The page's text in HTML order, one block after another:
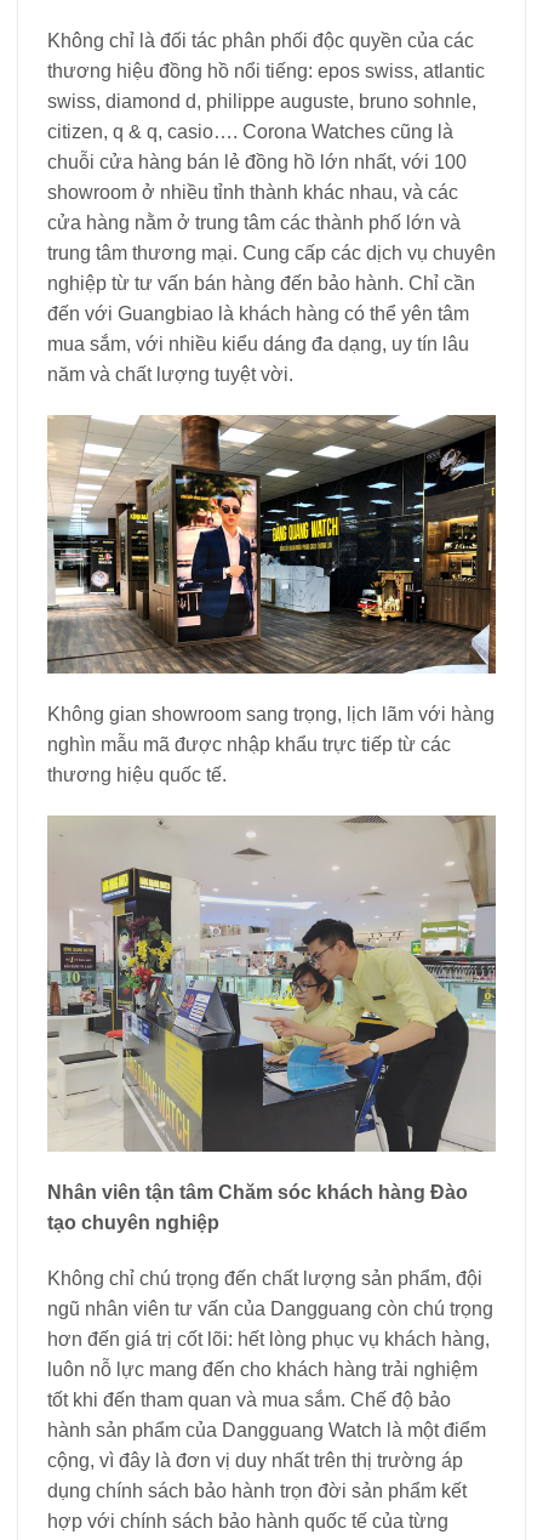
Không chỉ là đối tác phân phối độc quyền của các
thương hiệu đồng hồ nổi tiếng: epos swiss, atlantic
swiss, diamond d, philippe auguste, bruno sohnle,
citizen, q & q, casio…. Corona Watches cũng là
chuỗi cửa hàng bán lẻ đồng hồ lớn nhất, với 100
showroom ở nhiều tỉnh thành khác nhau, và các
cửa hàng nằm ở trung tâm các thành phố lớn và
trung tâm thương mại. Cung cấp các dịch vụ chuyên
nghiệp từ tư vấn bán hàng đến bảo hành. Chỉ cần
đến với Guangbiao là khách hàng có thể yên tâm
mua sắm, với nhiều kiểu dáng đa dạng, uy tín lâu
năm và chất lượng tuyệt vời.
Không gian showroom sang trọng, lịch lãm với hàng
nghìn mẫu mã được nhập khẩu trực tiếp từ các
thương hiệu quốc tế.
Nhân viên tận tâm Chăm sóc khách hàng Đào
tạo chuyên nghiệp
Không chỉ chú trọng đến chất lượng sản phẩm, đội
ngũ nhân viên tư vấn của Dangguang còn chú trọng
hơn đến giá trị cốt lõi: hết lòng phục vụ khách hàng,
luôn nỗ lực mang đến cho khách hàng trải nghiệm
tốt khi đến tham quan và mua sắm. Chế độ bảo
hành sản phẩm của Dangguang Watch là một điểm
cộng, vì đây là đơn vị duy nhất trên thị trường áp
dụng chính sách bảo hành trọn đời sản phẩm kết
hợp với chính sách bảo hành quốc tế của từng